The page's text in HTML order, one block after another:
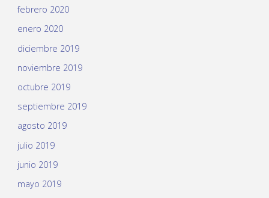
febrero 2020
enero 2020
diciembre 2019
noviembre 2019
octubre 2019
septiembre 2019
agosto 2019
julio 2019
junio 2019
mayo 2019